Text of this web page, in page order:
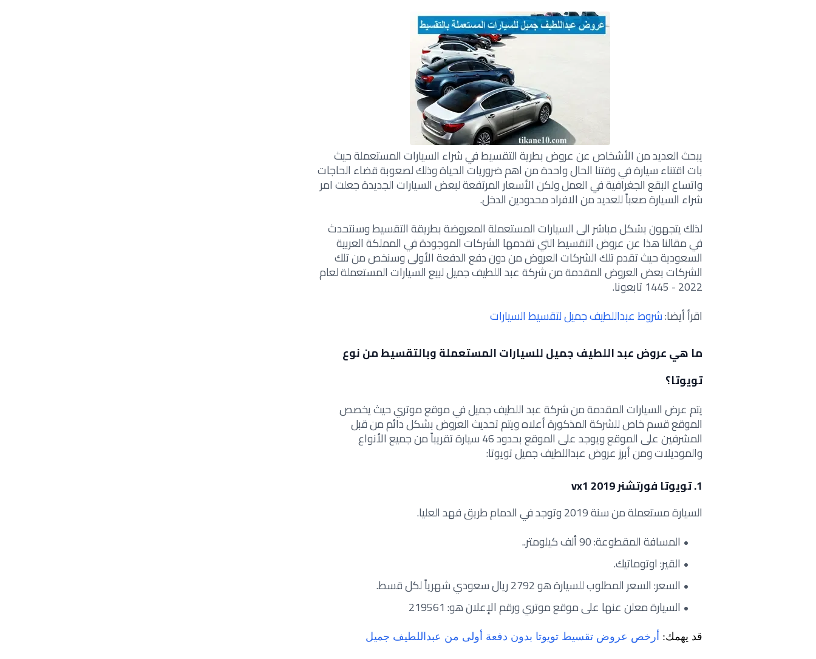
يبحث العديد من الأشخاص عن عروض بطرية التقسيط في شراء السيارات المستعملة حيث
بات اقتناء سيارة في وقتنا الحال واحدة من اهم ضروريات الحياة وذلك لصعوبة قضاء الحاجات
واتساع البقع الجغرافية في العمل ولكن الأسعار المرتفعة لبعض السيارات الجديدة جعلت امر
شراء السيارة صعباً للعديد من الافراد محدودين الدخل.
لذلك يتجهون بشكل مباشر الى السيارات المستعملة المعروضة بطريقة التقسيط وسنتحدث
في مقالنا هذا عن عروض التقسيط التي تقدمها الشركات الموجودة في المملكة العربية
السعودية حيث تقدم تلك الشركات العروض من دون دفع الدفعة الأولى وسنخص من تلك
الشركات بعض العروض المقدمة من شركة عبد اللطيف جميل لبيع السيارات المستعملة لعام
2022 - 1445 تابعونا.
اقرأ أيضا:شروط عبداللطيف جميل لتقسيط السيارات
ما هي عروض عبد اللطيف جميل للسيارات المستعملة وبالتقسيط من نوع
تويوتا؟
يتم عرض السيارات المقدمة من شركة عبد اللطيف جميل في موقع موتري حيث يخصص
الموقع قسم خاص للشركة المذكورة أعلاه ويتم تحديث العروض بشكل دائم من قبل
المشرفين على الموقع ويوجد على الموقع بحدود 46 سيارة تقريباً من جميع الأنواع
والموديلات ومن أبرز عروض عبداللطيف جميل تويوتا:
1. تويوتا فورتشنر vx1 2019
السيارة مستعملة من سنة 2019 وتوجد في الدمام طريق فهد العليا.
المسافة المقطوعة: 90 ألف كيلومتر..
القير: اوتوماتيك.
السعر: السعر المطلوب للسيارة هو 2792 ريال سعودي شهرياً لكل قسط.
السيارة معلن عنها على موقع موتري ورقم الإعلان هو: 219561
قد يهمك: أرخص عروض تقسيط تويوتا بدون دفعة أولى من عبداللطيف جميل